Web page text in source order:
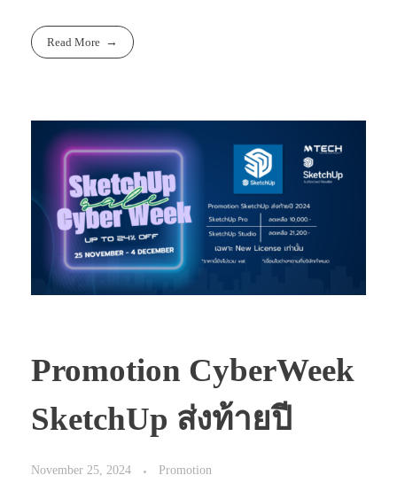
Read More
Promotion CyberWeek
SketchUp ส่งท้ายปี
November 25, 2024 Promotion